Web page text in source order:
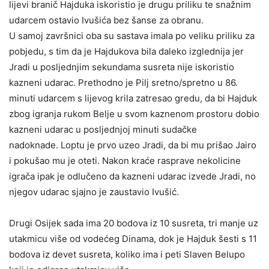
lijevi branič Hajduka iskoristio je drugu priliku te snažnim
udarcem ostavio Ivušića bez šanse za obranu.
U samoj završnici oba su sastava imala po veliku priliku za
pobjedu, s tim da je Hajdukova bila daleko izglednija jer
Jradi u posljednjim sekundama susreta nije iskoristio
kazneni udarac. Prethodno je Pilj sretno/spretno u 86.
minuti udarcem s lijevog krila zatresao gredu, da bi Hajduk
zbog igranja rukom Belje u svom kaznenom prostoru dobio
kazneni udarac u posljednjoj minuti sudačke
nadoknade. Loptu je prvo uzeo Jradi, da bi mu prišao Jairo
i pokušao mu je oteti. Nakon kraće rasprave nekolicine
igrača ipak je odlučeno da kazneni udarac izvede Jradi, no
njegov udarac sjajno je zaustavio Ivušić.
Drugi Osijek sada ima 20 bodova iz 10 susreta, tri manje uz
utakmicu više od vodećeg Dinama, dok je Hajduk šesti s 11
bodova iz devet susreta, koliko ima i peti Slaven Belupo